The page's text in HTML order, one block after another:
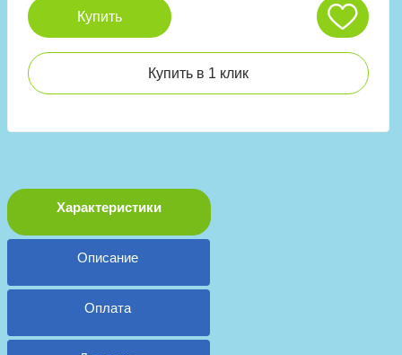
Купить
Купить в 1 клик
Характеристики
Описание
Оплата